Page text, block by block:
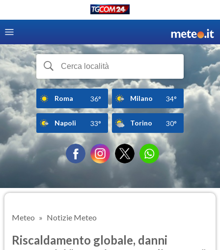
Roma 36° Milano 34°
Napoli 33° Torino 30°
Meteo Notizie Meteo
Riscaldamento globale, danni